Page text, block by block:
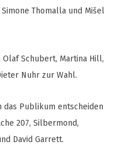
Thomalla und Mišel
Olaf Schubert, Martina Hill,
Nuhr zur Wahl.
das Publikum entscheiden
207, Silbermond,
David Garrett.